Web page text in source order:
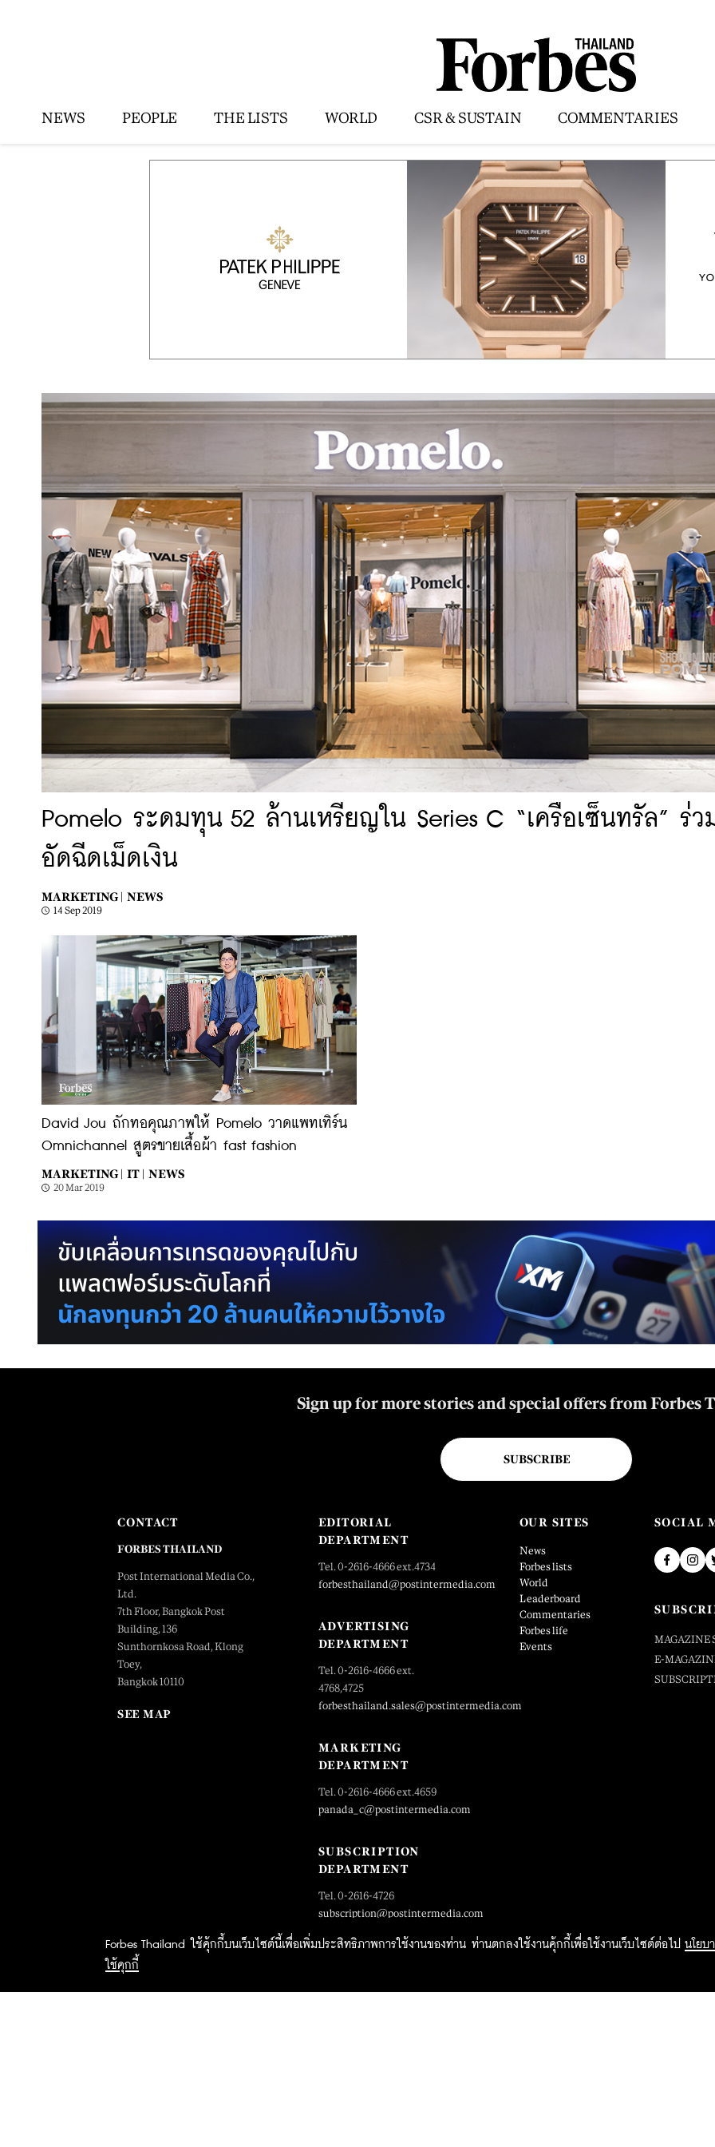
NEWS PEOPLE THE LISTS WORLD CSR & SUSTAIN COMMENTARIES
Pomelo ระดมทุน 52 ล้านเหรียญใน Series C “เครือเซ็นทรัล” ร่ว
อัดฉีดเม็ดเงิน
MARKETING | NEWS
14 Sep 2019
David Jou ถักทอคุณภาพให้ Pomelo วาดแพทเทิร์น
Omnichannel สูตรขายเสื้อผ้า fast fashion
MARKETING | IT | NEWS
20 Mar 2019
Forbes Thailand ใช้คุ้กกี้บนเว็บไซต์นี้เพื่อเพิ่มประสิทธิภาพการใช้งานของท่าน ท่านตกลงใช้งานคุ้กกี้เพื่อใช้งานเว็บไซต์ต่อไป
นโยบ
ใช้คุกกี้
Sign up for more stories and special offers from Forbes
SUBSCRIBE
CONTACT
FORBES THAILAND
Post International Media Co.,
Ltd.
7th Floor, Bangkok Post
Building, 136
Sunthornkosa Road, Klong
Toey,
Bangkok 10110
SEE MAP
EDITORIAL
DEPARTMENT
Tel. 0-2616-4666 ext.4734
forbesthailand@postintermedia.com
ADVERTISING
DEPARTMENT
Tel. 0-2616-4666 ext.
4768,4725
forbesthailand.sales@postintermedia.com
MARKETING
DEPARTMENT
Tel. 0-2616-4666 ext.4659
panada_c@postintermedia.com
SUBSCRIPTION
DEPARTMENT
Tel. 0-2616-4726
subscription@postintermedia.com
OUR SITES
News
Forbes lists
World
Leaderboard
Commentaries
Forbes life
Events
SOCIAL
MAGAZINE
E-